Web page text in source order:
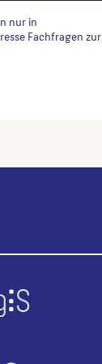
nur in
Fachfragen zur